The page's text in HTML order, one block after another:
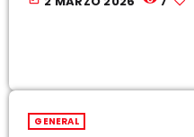
GENERAL